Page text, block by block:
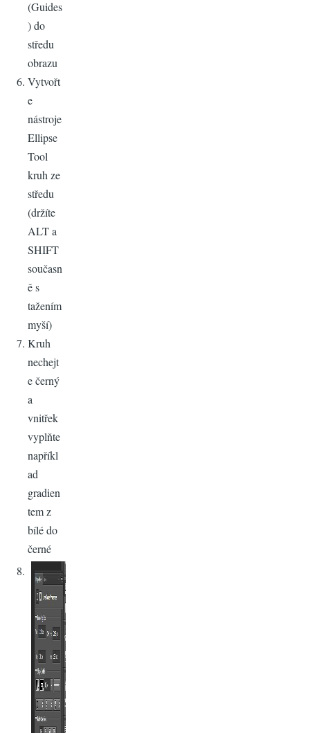
(Guides
) do
středu
obrazu
Vytvořt
e
nástroje
Ellipse
Tool
kruh ze
středu
(držíte
ALT a
SHIFT
současn
ě s
tažením
myší)
Kruh
nechejt
e černý
a
vnitřek
vyplňte
napříkl
ad
gradien
tem z
bílé do
černé